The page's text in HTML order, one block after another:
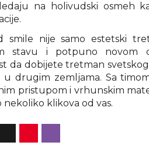
na holivudski osmeh
smile nije samo estetski
stavu i potpuno novom
da dobijete tretman
u drugim zemljama. Sa
pristupom i vrhunskim
nekoliko klikova od vas.